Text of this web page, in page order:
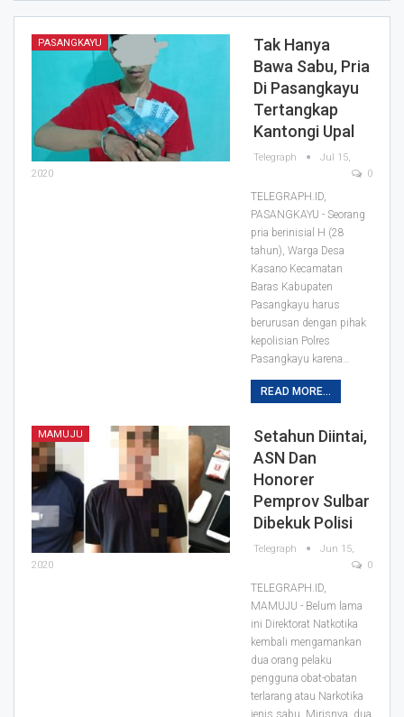
PASANGKAYU
Tak Hanya
Bawa Sabu, Pria
Di Pasangkayu
Tertangkap
Kantongi Upal
Telegraph
Jul 15,
2020
0
TELEGRAPH.ID,
PASANGKAYU - Seorang
pria berinisial H (28
tahun), Warga Desa
Kasano Kecamatan
Baras Kabupaten
Pasangkayu harus
berurusan dengan pihak
kepolisian Polres
Pasangkayu karena…
READ MORE...
MAMUJU
Setahun Diintai,
ASN Dan
Honorer
Pemprov Sulbar
Dibekuk Polisi
Telegraph
Jun 15,
2020
0
TELEGRAPH.ID,
MAMUJU - Belum lama
ini Direktorat Natkotika
kembali mengamankan
dua orang pelaku
pengguna obat-obatan
terlarang atau Narkotika
jenis sabu. Mirisnya, dua